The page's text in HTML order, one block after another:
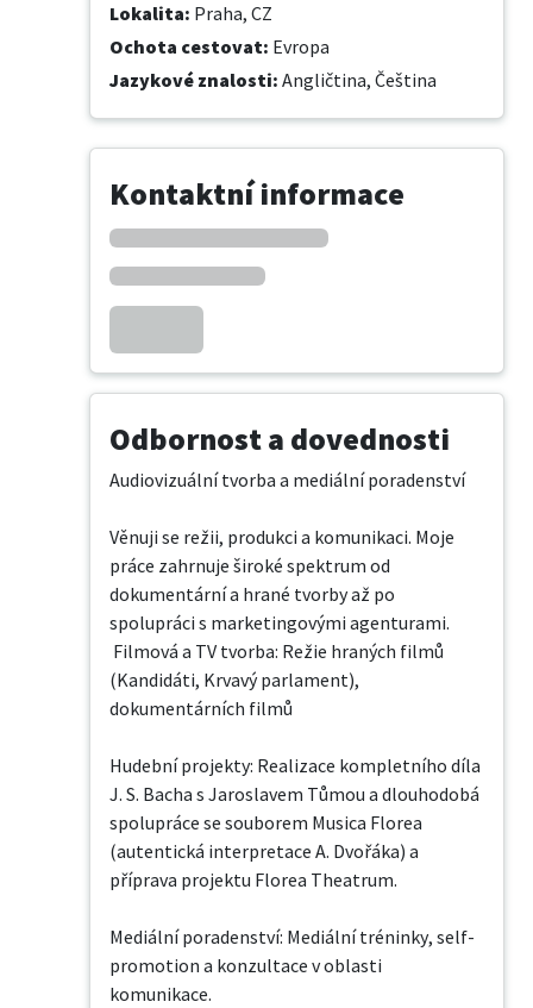
Lokalita: Praha, CZ
Ochota cestovat: Evropa
Jazykové znalosti: Angličtina, Čeština
Kontaktní informace
Odbornost a dovednosti
Audiovizuální tvorba a mediální poradenství
Věnuji se režii, produkci a komunikaci. Moje
práce zahrnuje široké spektrum od
dokumentární a hrané tvorby až po
spolupráci s marketingovými agenturami.
(Kandidáti, Krvavý parlament),
dokumentárních filmů
Hudební projekty: Realizace kompletního díla
J. S. Bacha s Jaroslavem Tůmou a dlouhodobá
spolupráce se souborem Musica Florea
(autentická interpretace A. Dvořáka) a
příprava projektu Florea Theatrum.
Mediální poradenství: Mediální tréninky, self-
promotion a konzultace v oblasti
komunikace.